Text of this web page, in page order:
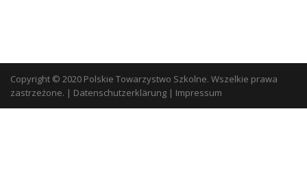
Copyright © 2020 Polskie Towarzystwo Szkolne. Wszelkie prawa
zastrzeżone. | Datenschutzerklärung | Impressum